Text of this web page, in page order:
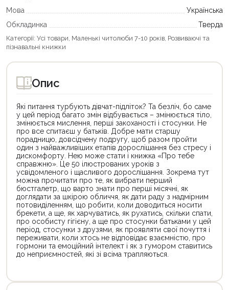
Мова
Українська
Обкладинка
Тверда
Категорії: Усі товари, Маленькі читолюби 7-10 років, Розвиваючі та
пізнавальні книжки
Опис
Які питання турбують дівчат-підліток? Та безліч, бо саме
у цей період багато змін відбувається – змінюється тіло,
змінюється мислення, перші закоханості і стосунки. Не
про все спитаєш у батьків. Добре мати старшу
порадницю, довсідчену подругу, щоб разом пройти
один з найважливіших етапів дорослішання без стресу і
дискомфорту. Нею може стати і книжка «Про тебе
справжню». Це 50 ілюстрованих уроків з
усвідомленого і щасливого дорослішання. Зокрема тут
можна прочитати про те, як вибрати перший
бюстгалетр, що варто знати про перші місячні, як
доглядати за шкірою обличчя, як дати раду з надмірним
потовиділенням, що робити, коли доводиться носити
брекети, а ще, як харчуватись, як рухатись, скільки спати,
про особисту гігієну, а ще про стосунки батьками у цей
період, стосунки з друзями, як проявляти свої почуття і
переживати, коли хтоcь не відповідає взаємністю, про
гормони та емоційний інтелект і як з гумором ставитись
до неприємностей, які зі всіма трапляються.
товар
товар